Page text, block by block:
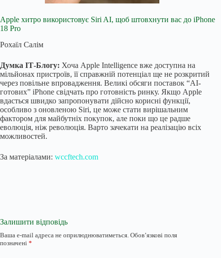
Apple хитро використовує Siri AI, щоб штовхнути вас до iPhone
18 Pro
Рохаїл Салім
Думка ІТ-Блогу: Хоча Apple Intelligence вже доступна на
мільйонах пристроїв, її справжній потенціал ще не розкритий
через повільне впровадження. Великі обсяги поставок “AI-
готових” iPhone свідчать про готовність ринку. Якщо Apple
вдасться швидко запропонувати дійсно корисні функції,
особливо з оновленою Siri, це може стати вирішальним
фактором для майбутніх покупок, але поки що це радше
еволюція, ніж революція. Варто зачекати на реалізацію всіх
можливостей.
За матеріалами: wccftech.com
Залишити відповідь
Ваша e-mail адреса не оприлюднюватиметься. Обов’язкові поля
позначені *